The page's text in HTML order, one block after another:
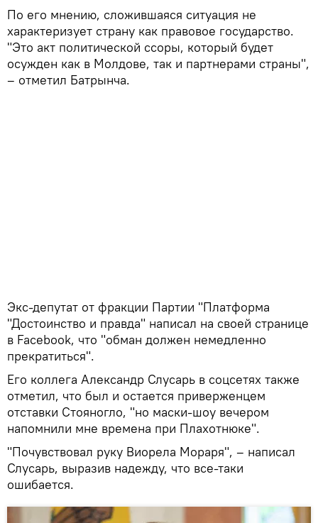
По его мнению, сложившаяся ситуация не
характеризует страну как правовое государство.
"Это акт политической ссоры, который будет
осужден как в Молдове, так и партнерами страны",
– отметил Батрынча.
Экс-депутат от фракции Партии "Платформа
"Достоинство и правда" написал на своей странице
в Facebook, что "обман должен немедленно
прекратиться".
Его коллега Александр Слусарь в соцсетях также
отметил, что был и остается приверженцем
отставки Стояногло, "но маски-шоу вечером
напомнили мне времена при Плахотнюке".
"Почувствовал руку Виорела Мораря", – написал
Слусарь, выразив надежду, что все-таки
ошибается.